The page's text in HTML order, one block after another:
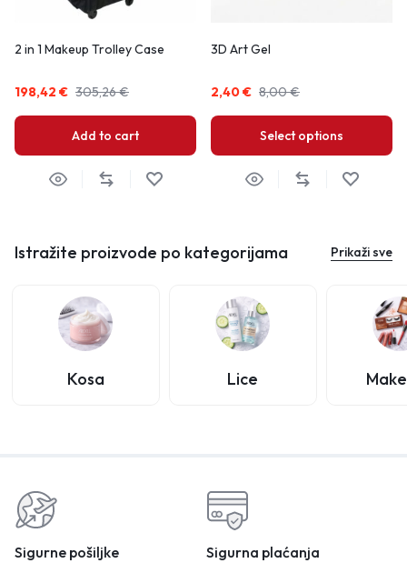
2 in 1 Makeup Trolley Case
305,26€
198,42 €
Add to cart
3D Art Gel
8,00€
2,40€
Select options
Istražite proizvode po kategorijama Prikaži sve
Kosa Lice
Sigurne pošiljke Sigurna plaćanja